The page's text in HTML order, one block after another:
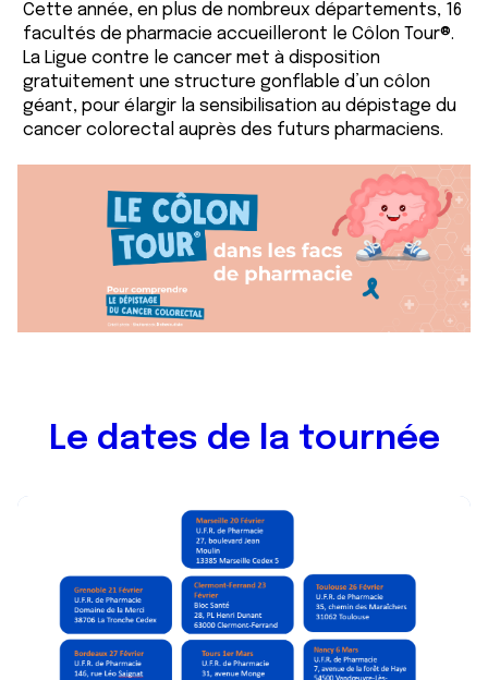
Cette année, en plus de nombreux départements, 16
facultés de pharmacie accueilleront le Côlon Tour®.
La Ligue contre le cancer met à disposition
gratuitement une structure gonflable d’un côlon
géant, pour élargir la sensibilisation au dépistage du
cancer colorectal auprès des futurs pharmaciens.
Le dates de la tournée